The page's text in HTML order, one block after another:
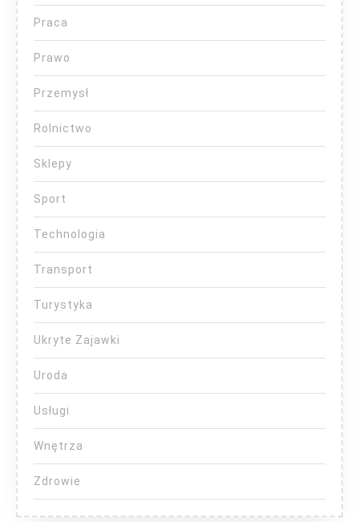
Praca
Prawo
Przemysł
Rolnictwo
Sklepy
Sport
Technologia
Transport
Turystyka
Ukryte Zajawki
Uroda
Usługi
Wnętrza
Zdrowie